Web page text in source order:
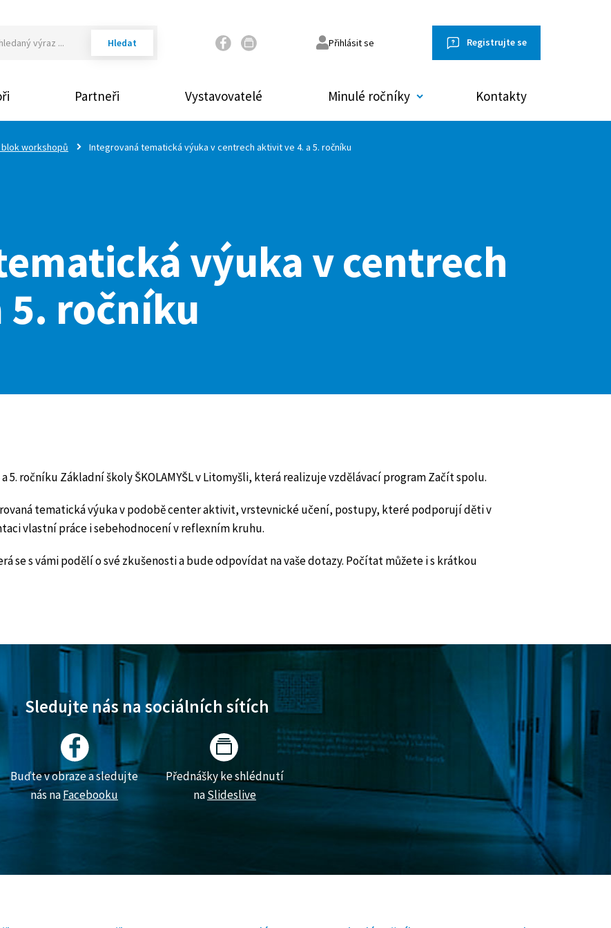
Přihlásit se Registrujte se
Partneři Vystavovatelé Minulé ročníky Kontakty
blok workshopů Integrovaná tematická výuka v centrech aktivit ve 4. a 5. ročníku
výuka v centrech
ročníku
5. ročníku Základní školy ŠKOLAMYŠL v Litomyšli, která realizuje vzdělávací program Začít spolu.
tematická výuka v podobě center aktivit, vrstevnické učení, postupy, které podporují děti v
vlastní práce i sebehodnocení v reflexním kruhu.
se s vámi podělí o své zkušenosti a bude odpovídat na vaše dotazy. Počítat můžete i s krátkou
Sledujte nás na sociálních sítích
Buďte v obraze a sledujte
nás naFacebooku
Přednášky ke shlédnutí
naSlideslive